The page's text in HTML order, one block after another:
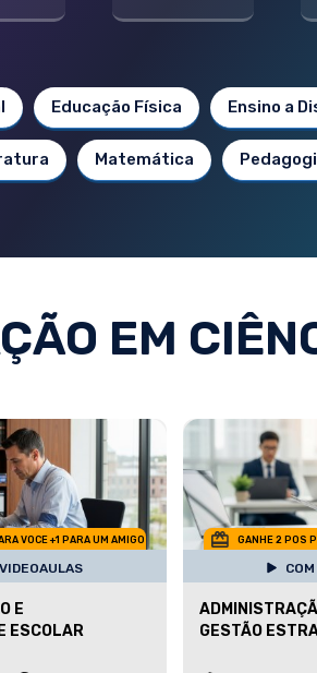
Educação Física Ensino a
Matemática
EM
VOCE +1 PARA UM AMIGO
E
ESCOLAR
GANHE 2 POS
GESTÃO